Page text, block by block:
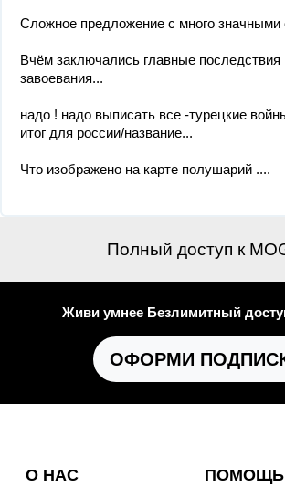
Сложное предложение с много значными
Вчём заключались главные последствия
завоевания...
надо ! надо выписать все -турецкие
итог для россии/название...
Что изображено на карте полушарий ....
Полный доступ к
Живи умнее Безлимитный
ОФОРМИ
О НАС ПОМОЩЬ